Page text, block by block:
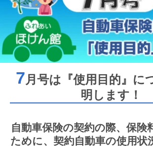
7月号は『使用目的』に
明します！
自動車保険の契約の際、保険
ために、契約自動車の使用状